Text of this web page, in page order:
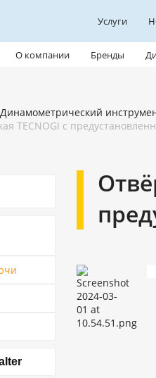
Услуги
О компании Бренды
Динамометрический
TECNOGI с